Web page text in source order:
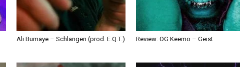
Ali Bumaye – Schlangen (prod. E.Q.T.) Review: OG Keemo – Geist